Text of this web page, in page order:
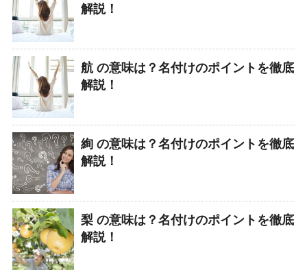
解説！
航 の意味は？名付けのポイントを徹底
解説！
絢 の意味は？名付けのポイントを徹底
解説！
梨 の意味は？名付けのポイントを徹底
解説！